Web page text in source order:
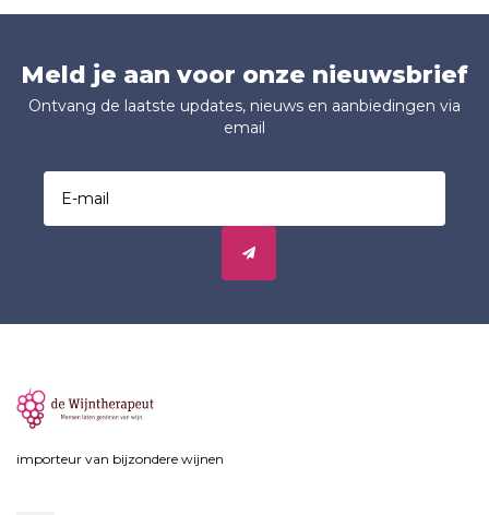
Meld je aan voor onze nieuwsbrief
Ontvang de laatste updates, nieuws en aanbiedingen via
email
importeur van bijzondere wijnen